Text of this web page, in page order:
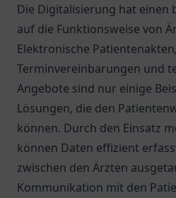
Die Digitalisierung hat einen
auf die Funktionsweise von
Elektronische
Terminvereinbarungen und
Angebote sind nur einige
Lösungen, die den
können. Durch den Einsatz
können Daten effizient
zwischen den Ärzten
Kommunikation mit den